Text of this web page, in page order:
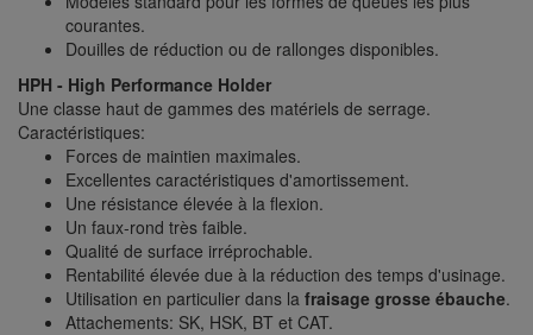
courantes.
Douilles de réduction ou de rallonges disponibles.
HPH - High Performance Holder
Une classe haut de gammes des matériels de serrage.
Caractéristiques:
Forces de maintien maximales.
Excellentes caractéristiques d'amortissement.
Une résistance élevée à la flexion.
Un faux-rond très faible.
Qualité de surface irréprochable.
Rentabilité élevée due à la réduction des temps d'usinage.
Utilisation en particulier dans la fraisage grosse ébauche.
Attachements: SK, HSK, BT et CAT.